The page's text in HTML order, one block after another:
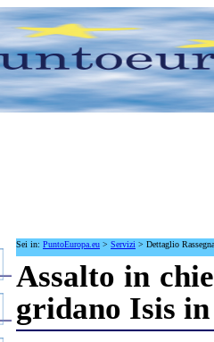
Sei in: PuntoEuropa.eu > Servizi > Dettaglio
Assalto in
gridano Isis